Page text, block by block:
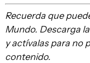
Recuerda que
Mundo. Descarga
y actívalas para no
contenido.